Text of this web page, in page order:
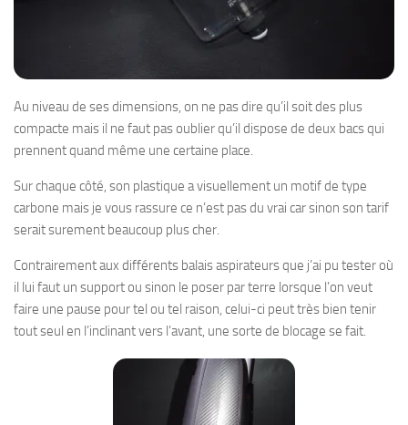
Au niveau de ses dimensions, on ne pas dire qu’il soit des plus
compacte mais il ne faut pas oublier qu’il dispose de deux bacs qui
prennent quand même une certaine place.
Sur chaque côté, son plastique a visuellement un motif de type
carbone mais je vous rassure ce n’est pas du vrai car sinon son tarif
serait surement beaucoup plus cher.
Contrairement aux différents balais aspirateurs que j’ai pu tester où
il lui faut un support ou sinon le poser par terre lorsque l’on veut
faire une pause pour tel ou tel raison, celui-ci peut très bien tenir
tout seul en l’inclinant vers l’avant, une sorte de blocage se fait.